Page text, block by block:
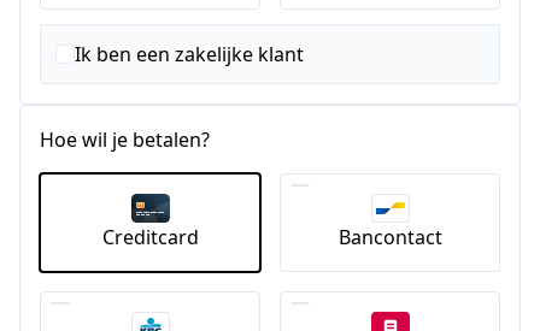
Ik ben een zakelijke klant
Hoe wil je betalen?
Creditcard Bancontact